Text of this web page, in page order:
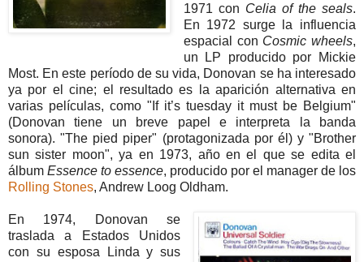
1971 con Celia of the seals.
En 1972 surge la influencia
espacial con Cosmic wheels,
un LP producido por Mickie
Most. En este período de su vida, Donovan se ha interesado
ya por el cine; el resultado es la aparición alternativa en
varias películas, como "If it’s tuesday it must be Belgium"
(Donovan tiene un breve papel e interpreta la banda
sonora). "The pied piper" (protagonizada por él) y "Brother
sun sister moon", ya en 1973, año en el que se edita el
álbum Essence to essence, producido por el manager de los
Rolling Stones, Andrew Loog Oldham.
En 1974, Donovan se
traslada a Estados Unidos
con su esposa Linda y sus